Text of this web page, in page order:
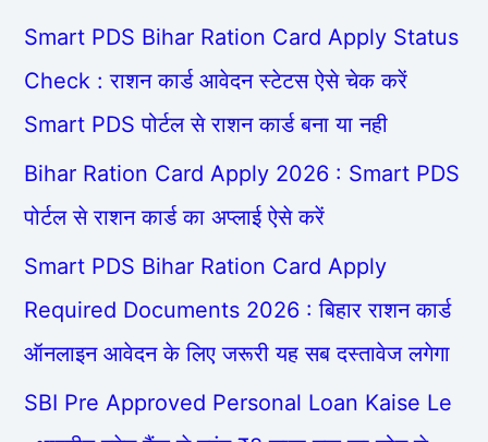
Smart PDS Bihar Ration Card Apply Status
Check : राशन कार्ड आवेदन स्टेटस ऐसे चेक करें
Smart PDS पोर्टल से राशन कार्ड बना या नही
Bihar Ration Card Apply 2026 : Smart PDS
पोर्टल से राशन कार्ड का अप्लाई ऐसे करें
Smart PDS Bihar Ration Card Apply
Required Documents 2026 : बिहार राशन कार्ड
ऑनलाइन आवेदन के लिए जरूरी यह सब दस्तावेज लगेगा
SBI Pre Approved Personal Loan Kaise Le